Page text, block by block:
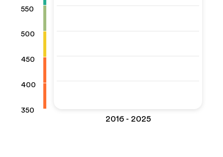
550
500
450
400
350
2016 - 2025